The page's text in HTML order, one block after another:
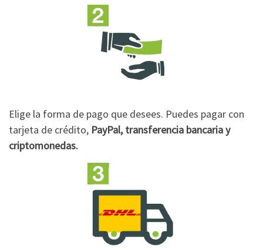
Elige la forma de pago que desees. Puedes pagar con
tarjeta de crédito, PayPal, transferencia bancaria y
criptomonedas.